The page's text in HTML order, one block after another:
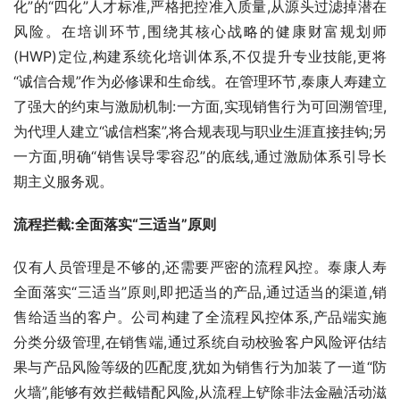
化”的“四化”人才标准,严格把控准入质量,从源头过滤掉潜在
风险。在培训环节,围绕其核心战略的健康财富规划师
(HWP)定位,构建系统化培训体系,不仅提升专业技能,更将
“诚信合规”作为必修课和生命线。在管理环节,泰康人寿建立
了强大的约束与激励机制:一方面,实现销售行为可回溯管理,
为代理人建立“诚信档案”,将合规表现与职业生涯直接挂钩;另
一方面,明确“销售误导零容忍”的底线,通过激励体系引导长
期主义服务观。
流程拦截:全面落实“三适当”原则
仅有人员管理是不够的,还需要严密的流程风控。泰康人寿
全面落实“三适当”原则,即把适当的产品,通过适当的渠道,销
售给适当的客户。公司构建了全流程风控体系,产品端实施
分类分级管理,在销售端,通过系统自动校验客户风险评估结
果与产品风险等级的匹配度,犹如为销售行为加装了一道“防
火墙”,能够有效拦截错配风险,从流程上铲除非法金融活动滋